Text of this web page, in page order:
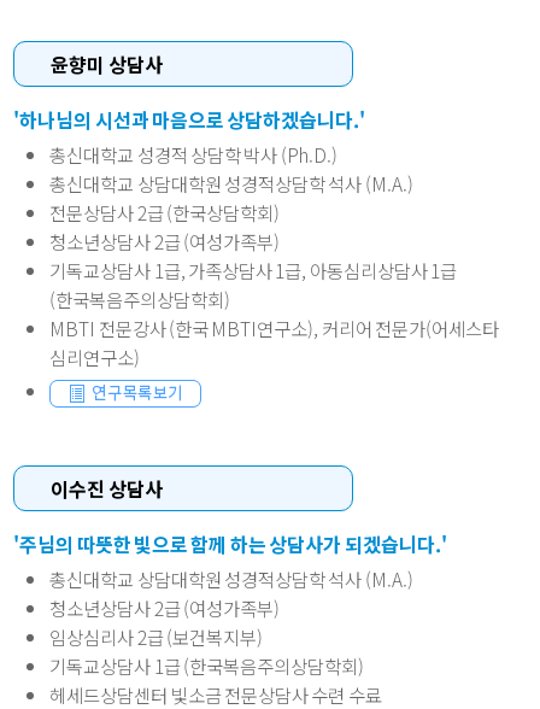
윤향미 상담사
'하나님의 시선과 마음으로 상담하겠습니다.'
총신대학교 성경적 상담학 박사 (Ph.D.)
총신대학교 상담대학원 성경적상담학 석사 (M.A.)
전문상담사 2급 (한국상담학회)
청소년상담사 2급 (여성가족부)
기독교상담사 1급, 가족상담사 1급, 아동심리상담사 1급
(한국복음주의상담학회)
MBTI 전문강사 (한국 MBTI연구소), 커리어 전문가(어세스타
심리연구소)
이수진 상담사
'주님의 따뜻한 빛으로 함께 하는 상담사가 되겠습니다.'
총신대학교 상담대학원 성경적상담학 석사 (M.A.)
청소년상담사 2급 (여성가족부)
임상심리사 2급 (보건복지부)
기독교상담사 1급 (한국복음주의상담학회)
헤세드상담센터 빛소금 전문상담사 수련 수료